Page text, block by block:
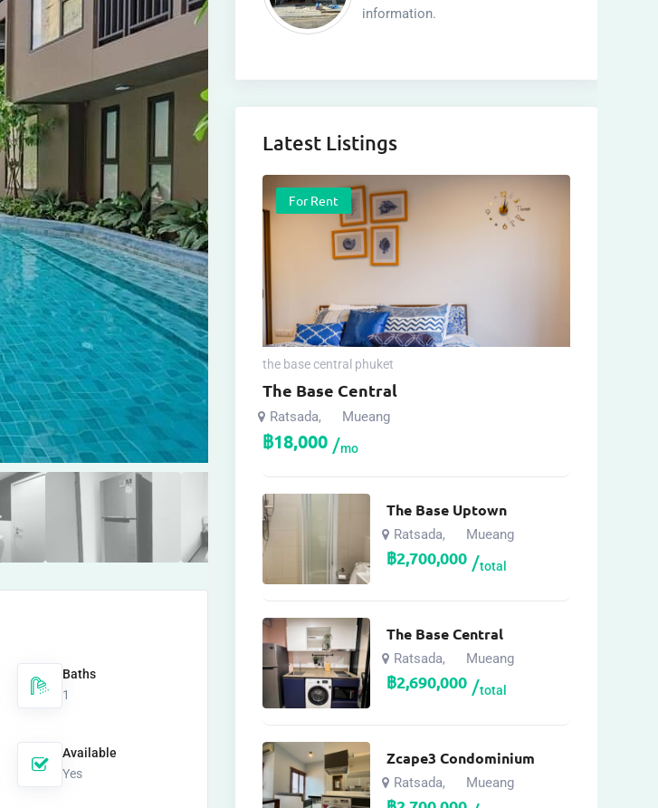
Baths
1
Available
Yes
information.
Latest Listings
For Rent
the base central phuket
The Base Central
Ratsada, Mueang
฿18,000 mo
The Base Uptown
Ratsada, Mueang
฿2,700,000 total
The Base Central
Ratsada, Mueang
฿2,690,000 total
Zcape3 Condominium
Ratsada, Mueang